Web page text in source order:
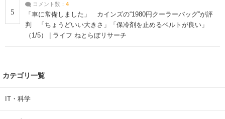
5
コメント数： 4
「車に常備しました」 カインズの“1980円クーラーバッグ”が評
判 「ちょうどいい大きさ」「保冷剤を止めるベルトが良い」
（1/5） | ライフ ねとらぼリサーチ
カテゴリ一覧
IT・科学